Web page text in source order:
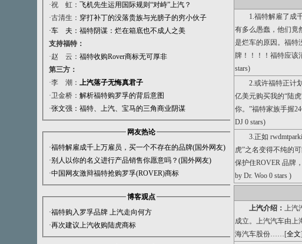
·祝
虹： 飞机先生运用国际规则“对峙”上汽？
·古清生： 穿打补丁的没落贵族与光膀子的穷小伙子
·车 夫： 福特阴谋：烂在箱底也不成人之美
支持福特：
·赵
云： 福特收购Rover商标无可厚非
第三方：
·李
潮： 上汽落子无悔真君子
·卫金桥： 解析福特购罗孚的背后意图
·张文强： 福特、上汽、宝马的三角商业阴谋
网友热论
·福特解雇成千上万雇员，买一个不存在的品牌(国外网友)
·别人以你的名义进行产品销售你愿意吗？(国外网友)
·中国网友激辩福特抢购罗孚(ROVER)商标
博客观点
·福特购入罗孚品牌 上汽走向何方
·再次建议上汽收购陆虎商标
1.福特解雇了成千
有多么愚蠢，他们竟
是烂车的原因。福特
牌！！！！福特应该
stars)
2.或许福特正计划
亿美元购买我的“陆
你。”福特家族手握24
DJ 0 stars)
3.正如
虎”之名变得不纯的
保护住ROVER 品牌
by Dr. Woo 0 stars )
上汽介绍： 上汽
成立。上汽汽车由上
海汽车股份……[全文]